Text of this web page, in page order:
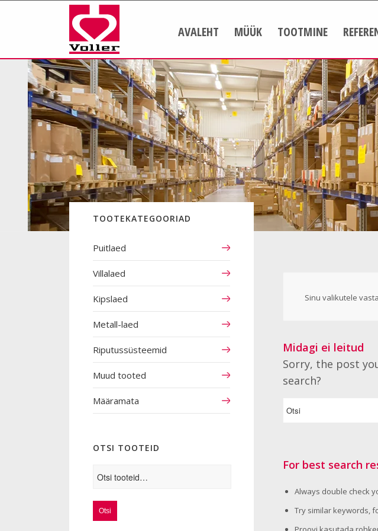
AVALEHT MÜÜK TOOTMINE
Sinu valikutele
Midagi ei leitud
Sorry, the post
search?
For best search
Always double check
Try similar keywords,
TOOTEKATEGOORIAD
Puitlaed
Villalaed
Kipslaed
Metall-laed
Riputussüsteemid
Muud tooted
Määramata
OTSI TOOTEID
Otsi